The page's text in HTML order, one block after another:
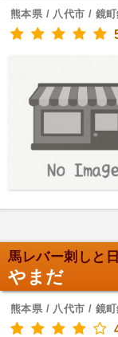
熊本県 / 八代市 / 鏡
馬レバー刺しと
やまだ
熊本県 / 八代市 / 鏡